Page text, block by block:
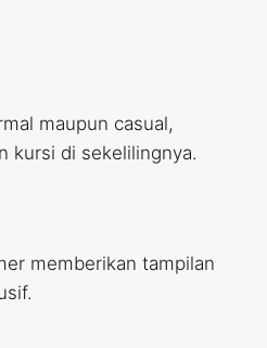
maupun casual,
kursi di sekelilingnya.
memberikan tampilan